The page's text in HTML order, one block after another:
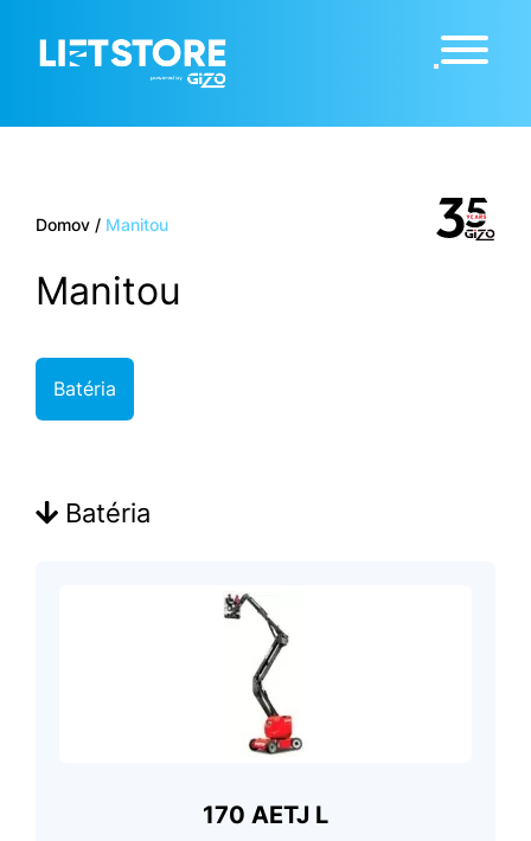
Domov / Manitou
Manitou
Batéria
Batéria
170 AETJ L